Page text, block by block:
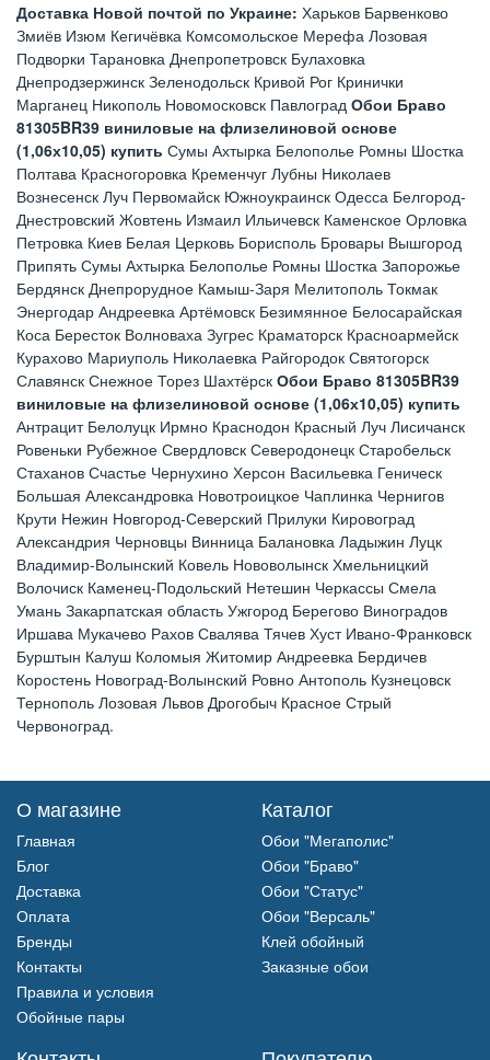
Доставка Новой почтой по Украине: Харьков Барвенково
Змиёв Изюм Кегичёвка Комсомольское Мерефа Лозовая
Подворки Тарановка Днепропетровск Булаховка
Днепродзержинск Зеленодольск Кривой Рог Кринички
Марганец Никополь Новомосковск Павлоград Обои Браво
81305BR39 виниловые на флизелиновой основе
(1,06х10,05) купить Сумы Ахтырка Белополье Ромны Шостка
Полтава Красногоровка Кременчуг Лубны Николаев
Вознесенск Луч Первомайск Южноукраинск Одесса Белгород-
Днестровский Жовтень Измаил Ильичевск Каменское Орловка
Петровка Киев Белая Церковь Борисполь Бровары Вышгород
Припять Сумы Ахтырка Белополье Ромны Шостка Запорожье
Бердянск Днепрорудное Камыш-Заря Мелитополь Токмак
Энергодар Андреевка Артёмовск Безимянное Белосарайская
Коса Бересток Волноваха Зугрес Краматорск Красноармейск
Курахово Мариуполь Николаевка Райгородок Святогорск
Славянск Снежное Торез Шахтёрск Обои Браво 81305BR39
виниловые на флизелиновой основе (1,06х10,05) купить
Антрацит Белолуцк Ирмно Краснодон Красный Луч Лисичанск
Ровеньки Рубежное Свердловск Северодонецк Старобельск
Стаханов Счастье Чернухино Херсон Васильевка Геническ
Большая Александровка Новотроицкое Чаплинка Чернигов
Крути Нежин Новгород-Северский Прилуки Кировоград
Александрия Черновцы Винница Балановка Ладыжин Луцк
Владимир-Волынский Ковель Нововолынск Хмельницкий
Волочиск Каменец-Подольский Нетешин Черкассы Смела
Умань Закарпатская область Ужгород Берегово Виноградов
Иршава Мукачево Рахов Свалява Тячев Хуст Ивано-Франковск
Бурштын Калуш Коломыя Житомир Андреевка Бердичев
Коростень Новоград-Волынский Ровно Антополь Кузнецовск
Тернополь Лозовая Львов Дрогобыч Красное Стрый
Червоноград.
О магазине
Главная
Блог
Доставка
Оплата
Бренды
Контакты
Правила и условия
Обойные пары
Каталог
Обои "Мегаполис"
Обои "Браво"
Обои "Статус"
Обои "Версаль"
Клей обойный
Заказные обои